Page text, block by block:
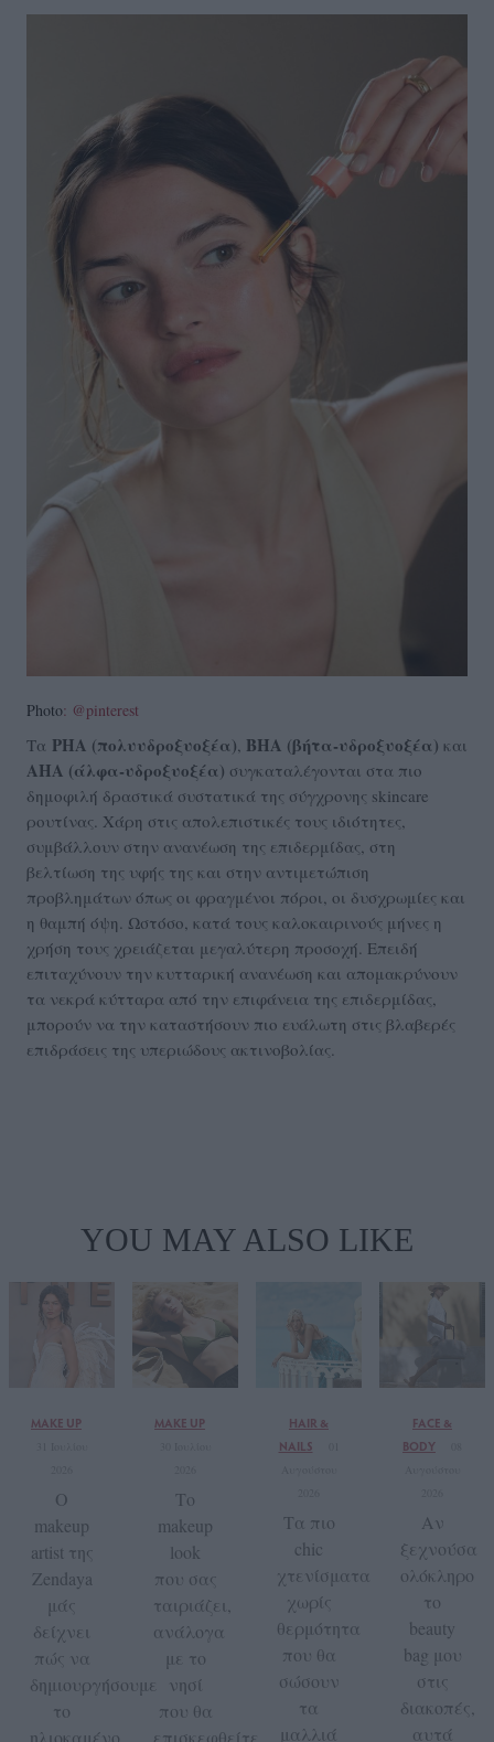
Photo: @pinterest
Τα PHA (πολυυδροξυοξέα) BHA (βήτα-υδροξυοξέα) και
AHA (άλφα-υδροξυοξέα) συγκαταλέγονται στα πιο
δημοφιλή δραστικά συστατικά της σύγχρονης skincare
ρουτίνας. Χάρη στις απολεπιστικές τους ιδιότητες,
συμβάλλουν στην ανανέωση της επιδερμίδας, στη
βελτίωση της υφής της και στην αντιμετώπιση
προβλημάτων όπως οι φραγμένοι πόροι, οι δυσχρωμίες και
η θαμπή όψη. Ωστόσο, κατά τους καλοκαιρινούς μήνες η
χρήση τους χρειάζεται μεγαλύτερη προσοχή. Επειδή
επιταχύνουν την κυτταρική ανανέωση και απομακρύνουν
τα νεκρά κύτταρα από την επιφάνεια της επιδερμίδας,
μπορούν να την καταστήσουν πιο ευάλωτη στις βλαβερές
επιδράσεις της υπεριώδους ακτινοβολίας.
YOU MAY ALSO LIKE
MAKE UP
Ο
makeup
artist της
Zendaya
μάς
δείχνει
πώς να
δημιουργήσουμε
το
ηλιοκαμένο
MAKE UP
Το
makeup
look
που σας
ταιριάζει,
ανάλογα
με το
νησί
που θα
επισκεφθείτε
HAIR &
NAILS
Τα πιο
chic
χτενίσματα
χωρίς
θερμότητα
που θα
σώσουν
τα
μαλλιά
FACE &
BODY
Αν
ξεχνούσα
ολόκληρο
το
beauty
bag μου
στις
διακοπές,
αυτά